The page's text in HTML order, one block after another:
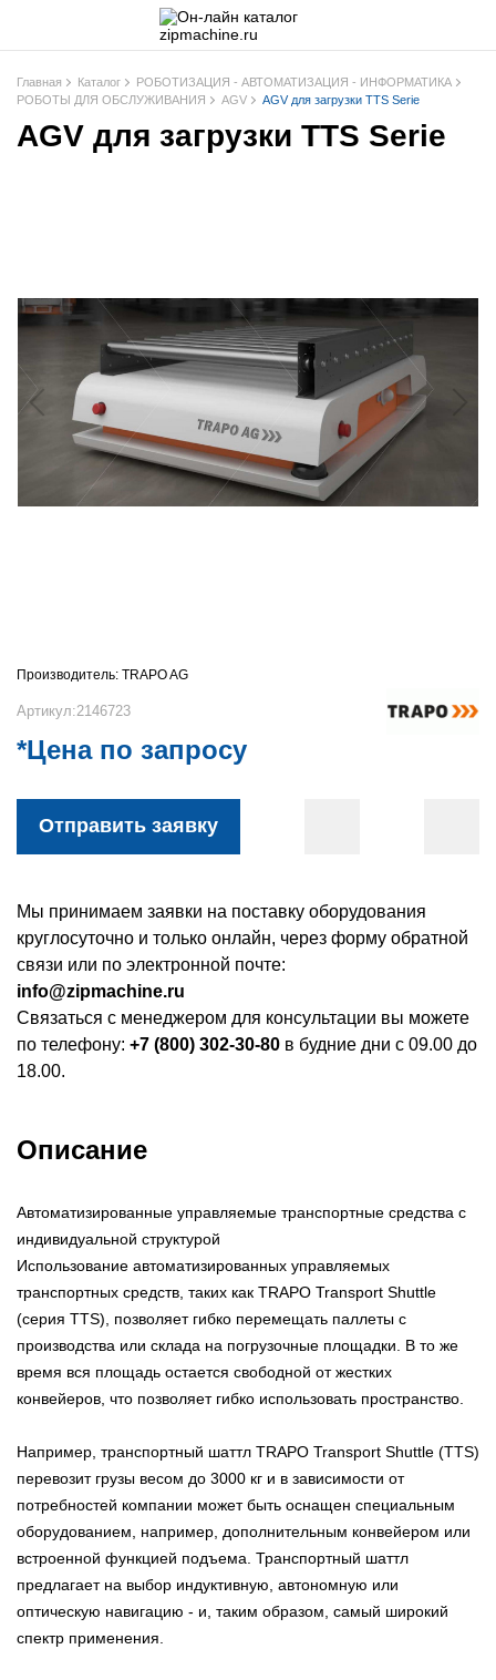
Главная Каталог
РОБОТИЗАЦИЯ - АВТОМАТИЗАЦИЯ - ИНФОРМАТИКА
РОБОТЫ ДЛЯ ОБСЛУЖИВАНИЯ
AGV AGV для загрузки TTS Serie
AGV для загрузки TTS Serie
Производитель: TRAPO AG
Артикул:2146723
*Цена по запросу
Отправить заявку
Мы принимаем заявки на поставку оборудования
круглосуточно и только онлайн, через форму обратной
связи или по электронной почте:
info@zipmachine.ru
Связаться с менеджером для консультации вы можете
по телефону: +7 (800) 302-30-80 в будние дни с 09.00 до
18.00.
Описание
Автоматизированные управляемые транспортные средства с
индивидуальной структурой
Использование автоматизированных управляемых
транспортных средств, таких как TRAPO Transport Shuttle
(серия TTS), позволяет гибко перемещать паллеты с
производства или склада на погрузочные площадки. В то же
время вся площадь остается свободной от жестких
конвейеров, что позволяет гибко использовать пространство.
Например, транспортный шаттл TRAPO Transport Shuttle (TTS)
перевозит грузы весом до 3000 кг и в зависимости от
потребностей компании может быть оснащен специальным
оборудованием, например, дополнительным конвейером или
встроенной функцией подъема. Транспортный шаттл
предлагает на выбор индуктивную, автономную или
оптическую навигацию - и, таким образом, самый широкий
спектр применения.